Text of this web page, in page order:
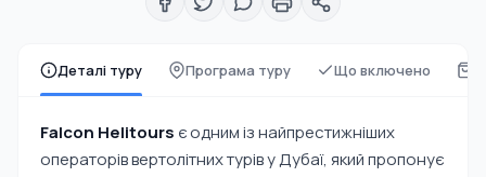
Деталі туру Програма туру Що включено
Falcon Helitours є одним із найпрестижніших
операторів вертолітних турів у Дубаї, який пропонує